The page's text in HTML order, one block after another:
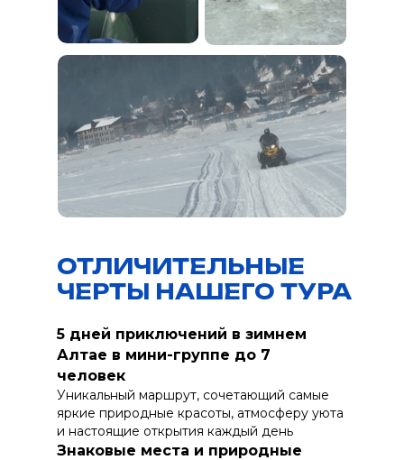
ОТЛИЧИТЕЛЬНЫЕ
ЧЕРТЫ НАШЕГО ТУРА
5 дней приключений в зимнем
Алтае в мини-группе до 7
человек
Уникальный маршрут, сочетающий самые
яркие природные красоты, атмосферу уюта
и настоящие открытия каждый день
Знаковые места и природные